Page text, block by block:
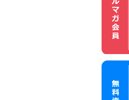
メル